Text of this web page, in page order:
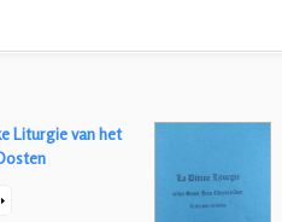
Liturgie van het